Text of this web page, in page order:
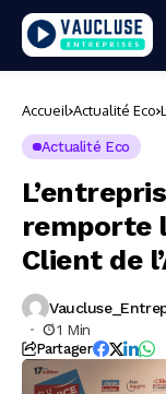
Accueil Actualité Eco
Actualité Eco
remporte
Client de
1 Min
Partager